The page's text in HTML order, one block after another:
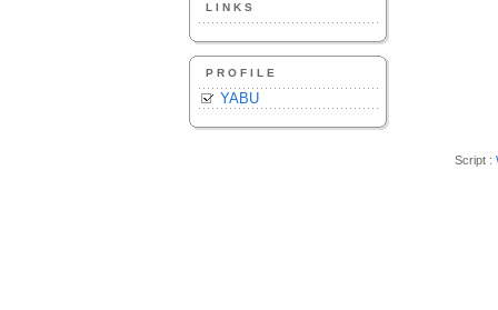
LINKS
PROFILE
YABU
Script :